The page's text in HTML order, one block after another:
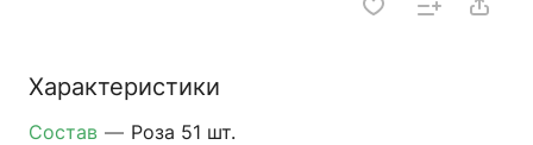
Характеристики
Состав — Роза 51 шт.